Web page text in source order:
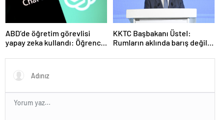
ABD’de öğretim görevlisi
yapay zeka kullandı: Öğrenci
KKTC Başbakanı Üstel:
Rumların aklında barış değil